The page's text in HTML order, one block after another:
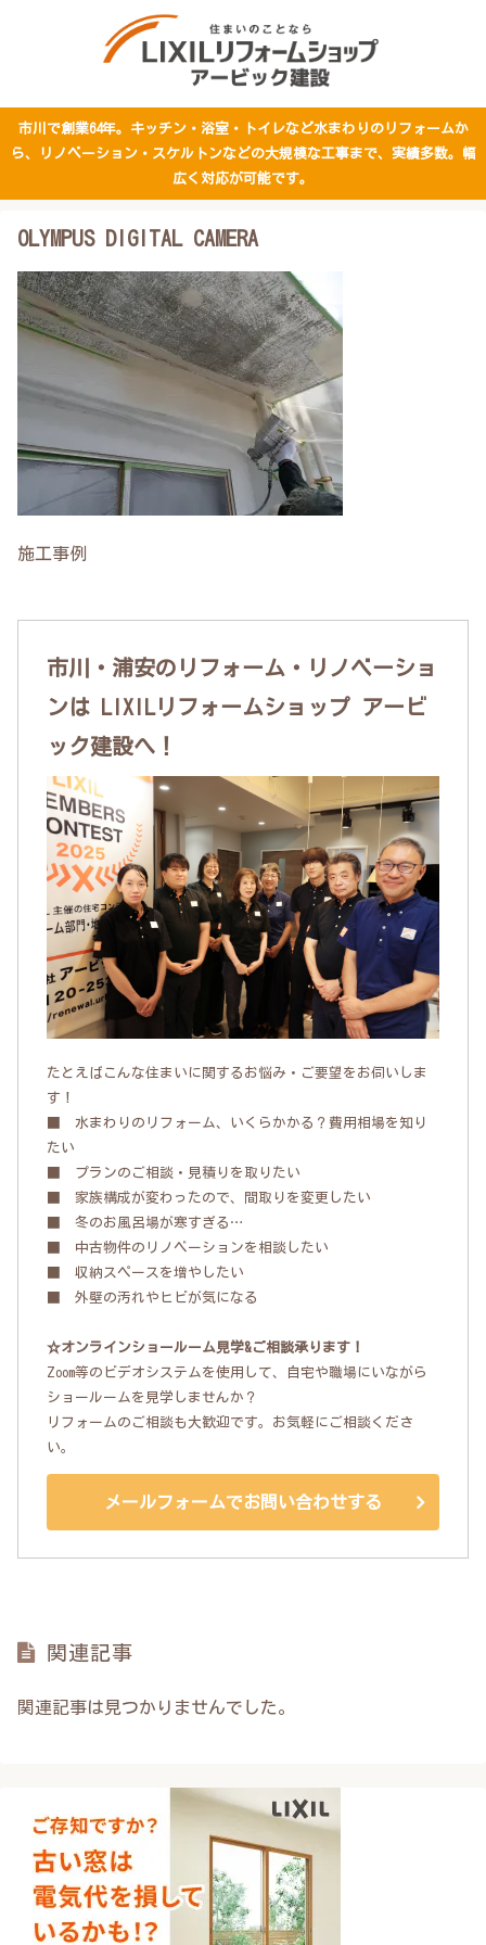
市川で創業64年。キッチン・浴室・トイレなど水まわりのリフォームか
ら、リノベーション・スケルトンなどの大規模な工事まで、実績多数。幅
広く対応が可能です。
OLYMPUS DIGITAL CAMERA
施工事例
市川・浦安のリフォーム・リノベーショ
ンは LIXILリフォームショップ アービ
ック建設へ！
たとえばこんな住まいに関するお悩み・ご要望をお伺いしま
す！
■ 水まわりのリフォーム、いくらかかる？費用相場を知り
たい
■ プランのご相談・見積りを取りたい
■ 家族構成が変わったので、間取りを変更したい
■ 冬のお風呂場が寒すぎる…
■ 中古物件のリノベーションを相談したい
■ 収納スペースを増やしたい
■ 外壁の汚れやヒビが気になる
☆オンラインショールーム見学&ご相談承ります！
Zoom等のビデオシステムを使用して、自宅や職場にいながら
ショールームを見学しませんか？
リフォームのご相談も大歓迎です。お気軽にご相談くださ
い。
メールフォームでお問い合わせする
関連記事
関連記事は見つかりませんでした。